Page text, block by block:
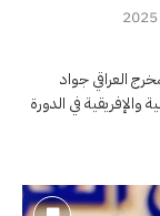
العراقي جواد
في الدورة